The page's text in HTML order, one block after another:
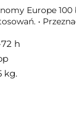
ark./op., 210
Europe
•
h
kg.